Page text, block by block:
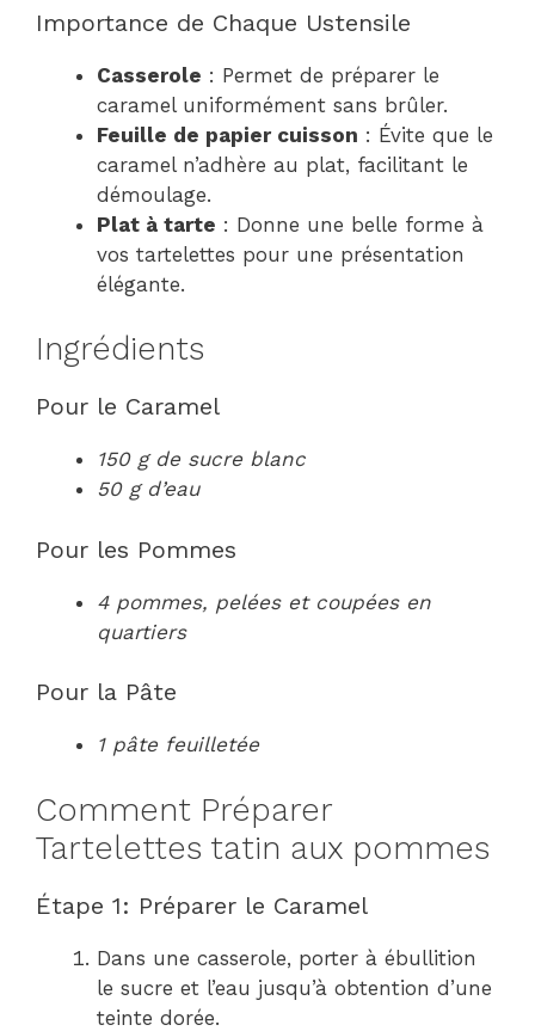
Importance de Chaque Ustensile
Casserole : Permet de préparer le
caramel uniformément sans brûler.
Feuille de papier cuisson : Évite que le
caramel n’adhère au plat, facilitant le
démoulage.
Plat à tarte : Donne une belle forme à
vos tartelettes pour une présentation
élégante.
Ingrédients
Pour le Caramel
150 g de sucre blanc
50 g d’eau
Pour les Pommes
4 pommes, pelées et coupées en
quartiers
Pour la Pâte
1 pâte feuilletée
Comment Préparer
Tartelettes tatin aux pommes
Étape 1: Préparer le Caramel
Dans une casserole, porter à ébullition
le sucre et l’eau jusqu’à obtention d’une
teinte dorée.